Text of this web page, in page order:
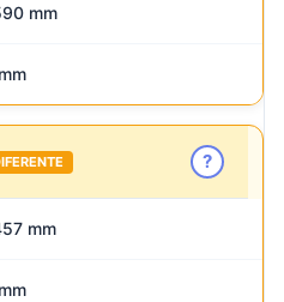
mm
?
mm